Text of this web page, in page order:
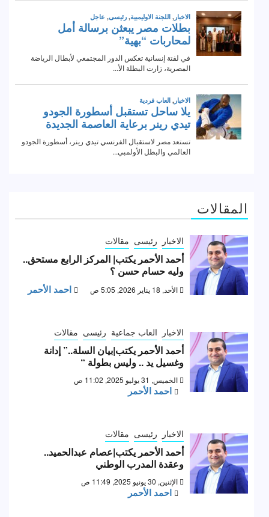
المقالات
الاخبار رئيسى مقالات
أحمد الأحمر يكتب| المركز الرابع مستحق..
وليه حسام حسن ؟
الأحد, 18 يناير 2026, 5:05 ص احمد الأحمر
الاخبار العاب جماعية رئيسى مقالات
أحمد الأحمر يكتب|بيان السلة..” إدانة
وغسيل يد .. وليس بطولة “
الخميس, 31 يوليو 2025, 11:02 ص
احمد الأحمر
الاخبار رئيسى مقالات
أحمد الأحمر يكتب|عصام عبدالحميد..
وعقدة المدرب الوطني
الإثنين, 30 يونيو 2025, 11:49 ص
احمد الأحمر